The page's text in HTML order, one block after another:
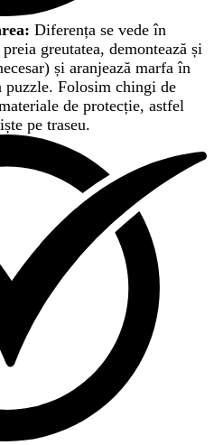
Diferența se vede în
greutatea, demontează și
și aranjează marfa în
puzzle. Folosim chingi de
de protecție, astfel
pe traseu.